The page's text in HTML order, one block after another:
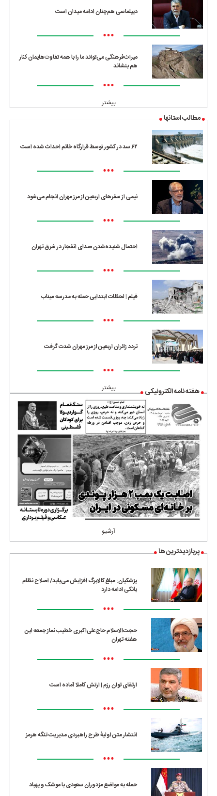
دیپلماسی هم‌چنان ادامه میدان است
•••
میراث‌فرهنگی می‌تواند ما را با همه تفاوت‌هایمان کنار
هم بنشاند
•••
بیشتر
مطالب استانها
۶۲ سد در کشور توسط قرارگاه خاتم احداث شده است
•••
نیمی از سفرهای اربعین از مرز مهران انجام می‌شود
•••
احتمال شنیده‌شدن صدای انفجار در شرق تهران
•••
فیلم | لحظات ابتدایی حمله به مدرسه میناب
•••
تردد زائران اربعین از مرز مهران شدت گرفت
•••
بیشتر هفته نامه الکترونیکی
آرشیو
پربازدیدترین ها
پزشکیان: مبلغ کالابرگ افزایش می‌یابد/ اصلاح نظام
بانکی ادامه دارد
•••
حجت‌الاسلام حاج‌علی‌اکبری خطیب نماز جمعه این
هفته تهران
•••
ارتقای توان رزم | ارتش کاملا آماده است
•••
انتشار متن اولیۀ طرح راهبردی مدیریت تنگه هرمز
•••
حمله به مواضع مزدوران سعودی با موشک و پهپاد